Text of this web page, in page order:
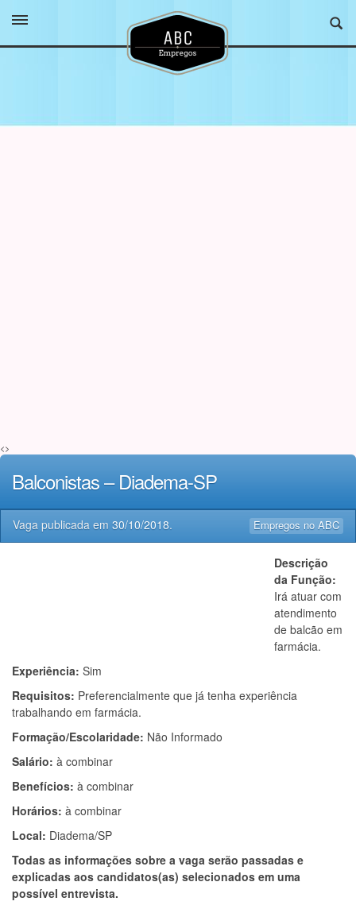
<>
Balconistas – Diadema-SP
Empregos no ABC
Vaga publicada em 30/10/2018.
Descrição
da Função:
Irá atuar com
atendimento
de balcão em
farmácia.
Experiência: Sim
Requisitos: Preferencialmente que já tenha experiência
trabalhando em farmácia.
Formação/Escolaridade: Não Informado
Salário: à combinar
Benefícios: à combinar
Horários: à combinar
Local: Diadema/SP
Todas as informações sobre a vaga serão passadas e
explicadas aos candidatos(as) selecionados em uma
possível entrevista.